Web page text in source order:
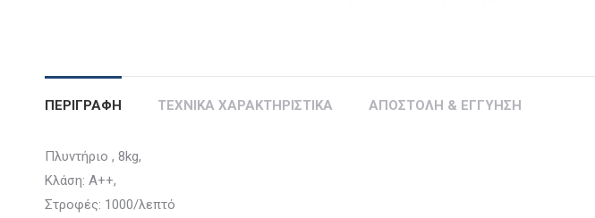
ΠΕΡΙΓΡΑΦΗ ΤΕΧΝΙΚΑ ΧΑΡΑΚΤΗΡΙΣΤΙΚΑ ΑΠΟΣΤΟΛΗ & ΕΓΓΥΗΣΗ
Πλυντήριο , 8kg,
Κλάση: A++,
Στροφές: 1000/λεπτό